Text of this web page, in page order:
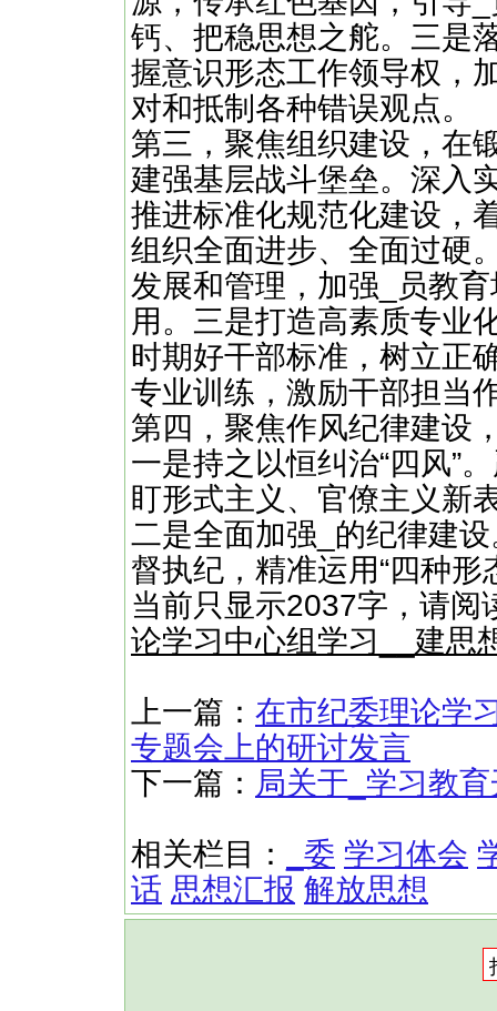
钙、把稳思想之舵。三是
握意识形态工作领导权，
对和抵制各种错误观点。
第三，聚焦组织建设，在
建强基层战斗堡垒。深入
推进标准化规范化建设，
组织全面进步、全面过硬
发展和管理，加强_员教
用。三是打造高素质专业
时期好干部标准，树立正
专业训练，激励干部担当
第四，聚焦作风纪律建设
一是持之以恒纠治“四风”
盯形式主义、官僚主义新
二是全面加强_的纪律建
督执纪，精准运用“四种
当前只显示2037字，请阅
论学习中心组学习__建思
上一篇： 在市纪委理论学
专题会上的研讨发言
下一篇： 局关于_学习教
相关栏目： _委 学习体会
话 思想汇报 解放思想